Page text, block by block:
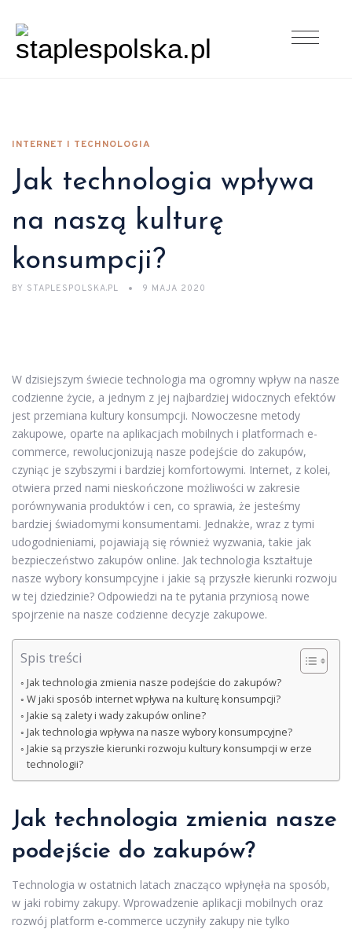
INTERNET I TECHNOLOGIA
Jak technologia wpływa
na naszą kulturę
konsumpcji?
BY STAPLESPOLSKA.PL 9 MAJA 2020
W dzisiejszym świecie technologia ma ogromny wpływ na nasze
codzienne życie, a jednym z jej najbardziej widocznych efektów
jest przemiana kultury konsumpcji. Nowoczesne metody
zakupowe, oparte na aplikacjach mobilnych i platformach e-
commerce, rewolucjonizują nasze podejście do zakupów,
czyniąc je szybszymi i bardziej komfortowymi. Internet, z kolei,
otwiera przed nami nieskończone możliwości w zakresie
porównywania produktów i cen, co sprawia, że jesteśmy
bardziej świadomymi konsumentami. Jednakże, wraz z tymi
udogodnieniami, pojawiają się również wyzwania, takie jak
bezpieczeństwo zakupów online. Jak technologia kształtuje
nasze wybory konsumpcyjne i jakie są przyszłe kierunki rozwoju
w tej dziedzinie? Odpowiedzi na te pytania przyniosą nowe
spojrzenie na nasze codzienne decyzje zakupowe.
Spis treści
Jak technologia zmienia nasze podejście do zakupów?
W jaki sposób internet wpływa na kulturę konsumpcji?
Jakie są zalety i wady zakupów online?
Jak technologia wpływa na nasze wybory konsumpcyjne?
Jakie są przyszłe kierunki rozwoju kultury konsumpcji w erze
technologii?
Jak technologia zmienia nasze
podejście do zakupów?
Technologia w ostatnich latach znacząco wpłynęła na sposób,
w jaki robimy zakupy. Wprowadzenie aplikacji mobilnych oraz
rozwój platform e-commerce uczyniły zakupy nie tylko